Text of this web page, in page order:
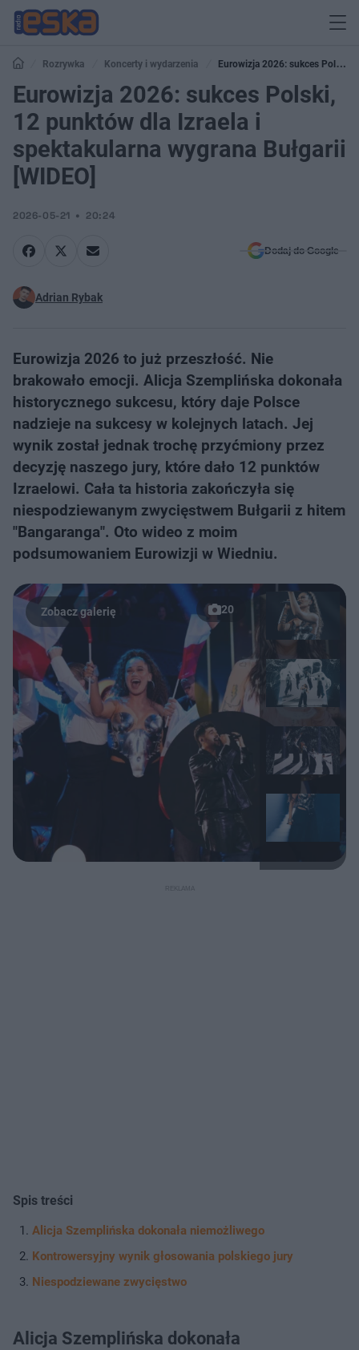
Rozrywka Koncerty i wydarzenia
Eurowizja 2026: sukces Polski,
12 punktów dla Izraela i spektakularna wygrana Bułgarii [WIDEO]
Eurowizja 2026: sukces Polski,
12 punktów dla Izraela i
spektakularna wygrana Bułgarii
[WIDEO]
2026-05-21 20:24
Dodaj do Google
Adrian Rybak
Eurowizja 2026 to już przeszłość. Nie
brakowało emocji. Alicja Szemplińska dokonała
historycznego sukcesu, który daje Polsce
nadzieje na sukcesy w kolejnych latach. Jej
wynik został jednak trochę przyćmiony przez
decyzję naszego jury, które dało 12 punktów
Izraelowi. Cała ta historia zakończyła się
niespodziewanym zwycięstwem Bułgarii z hitem
"Bangaranga". Oto wideo z moim
podsumowaniem Eurowizji w Wiedniu.
20
Spis treści
Alicja Szemplińska dokonała niemożliwego
Kontrowersyjny wynik głosowania polskiego jury
Niespodziewane zwycięstwo
Alicja Szemplińska dokonała